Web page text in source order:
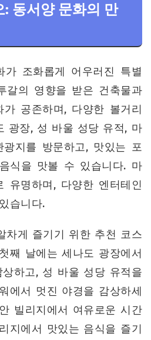
동서양 문화의 만
가 조화롭게 어우러진 특별
갈의 영향을 받은 건축물과
공존하며, 다양한 볼거리
광장, 성 바울 성당 유적, 마
지를 방문하고, 맛있는 포
식을 맛볼 수 있습니다. 마
유명하며, 다양한 엔터테인
습니다.
차게 즐기기 위한 추천 코스
째 날에는 세나도 광장에서
하고, 성 바울 성당 유적을
에서 멋진 야경을 감상하세
빌리지에서 여유로운 시간
지에서 맛있는 음식을 즐기